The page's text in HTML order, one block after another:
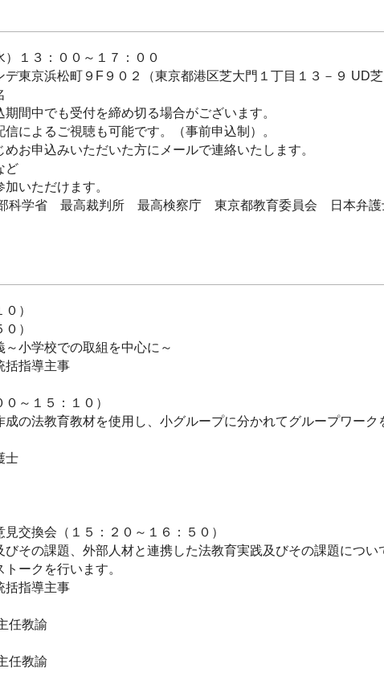
１３：００～１７：００
京浜松町９F９０２（東京都港区芝大門１丁目１３－９ UD芝
も受付を締め切る場合がございます。
ご視聴も可能です。（事前申込制）。
込みいただいた方にメールで連絡いたします。
ど
ただけます。
学省 最高裁判所 最高検察庁 東京都教育委員会 日本弁護
）
）
小学校での取組を中心に～
指導主事
～１５：１０）
の法教育教材を使用し、小グループに分かれてグループワー
士
交換会（１５：２０～１６：５０）
その課題、外部人材と連携した法教育実践及びその課題につい
ークを行います。
指導主事
教諭
教諭